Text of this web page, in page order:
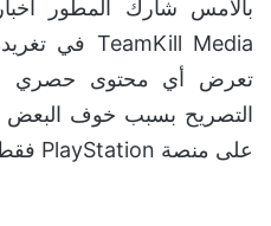
بالأمس شارك المطور
تعرض أي محتوى حصري
التصريح بسبب خوف البعض
على منصة PlayStation فقط.